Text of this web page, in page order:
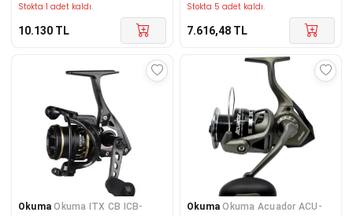
Stokta 1 adet kaldı.
10.130 TL
Stokta 5 adet kaldı.
7.616,48 TL
Okuma Okuma ITX CB ICB-
Okuma Okuma Acuador ACU-